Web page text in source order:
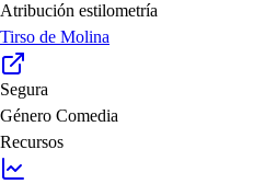
Atribución estilometría
Tirso de Molina
Segura
Género Comedia
Recursos